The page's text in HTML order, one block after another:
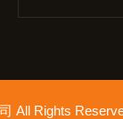
All Rights